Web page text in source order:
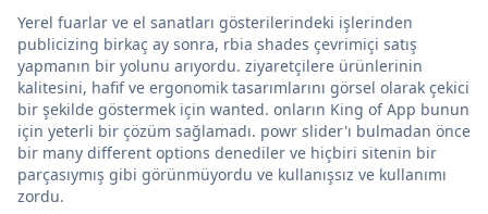
Yerel fuarlar ve el sanatları gösterilerindeki işlerinden
publicizing birkaç ay sonra, rbia shades çevrimiçi satış
yapmanın bir yolunu arıyordu. ziyaretçilere ürünlerinin
kalitesini, hafif ve ergonomik tasarımlarını görsel olarak çekici
bir şekilde göstermek için wanted. onların King of App bunun
için yeterli bir çözüm sağlamadı. powr slider'ı bulmadan önce
bir many different options denediler ve hiçbiri sitenin bir
parçasıymış gibi görünmüyordu ve kullanışsız ve kullanımı
zordu.